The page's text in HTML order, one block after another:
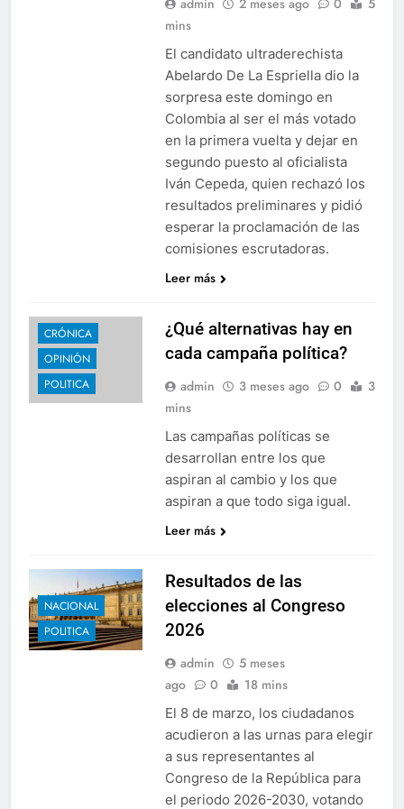
mins
El candidato ultraderechista
Abelardo De La Espriella dio la
sorpresa este domingo en
Colombia al ser el más votado
en la primera vuelta y dejar en
segundo puesto al oficialista
Iván Cepeda, quien rechazó los
resultados preliminares y pidió
esperar la proclamación de las
comisiones escrutadoras.
Leer más
CRÓNICA
OPINIÓN
POLITICA
¿Qué alternativas hay en
cada campaña política?
admin 3 meses ago 0
3
mins
Las campañas políticas se
desarrollan entre los que
aspiran al cambio y los que
aspiran a que todo siga igual.
Leer más
NACIONAL
POLITICA
Resultados de las
elecciones al Congreso
2026
admin
5 meses
ago
0 18 mins
El 8 de marzo, los ciudadanos
acudieron a las urnas para elegir
a sus representantes al
Congreso de la República para
el periodo 2026-2030, votando